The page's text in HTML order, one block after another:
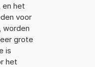
en het
voor
worden
grote
is
het